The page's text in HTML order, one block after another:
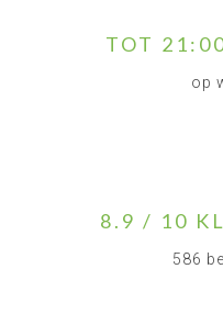
TOT
op
8.9 / 10
586